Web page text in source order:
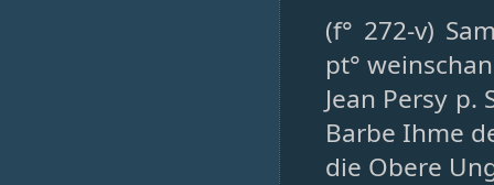
(f° 272-v)
pt°
Jean Persy
Barbe Ihme
die Obere